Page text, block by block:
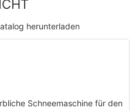
herunterladen